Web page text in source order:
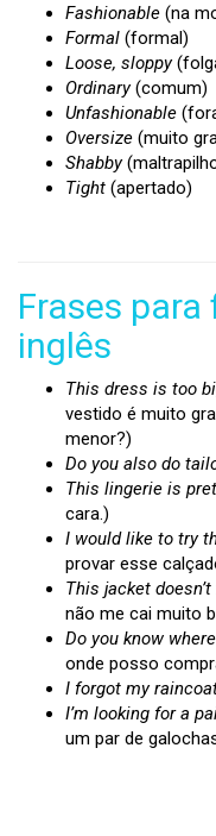
Fashionable (na
Formal (formal)
Loose, sloppy
Ordinary(comum)
Unfashionable
Oversize (muito
Shabby
Tight (apertado)
Frases
inglês
This dress is too
vestido é muito
menor?)
Do you also do
This lingerie is
cara.)
I would like to try
provar esse
This jacket
não me cai muito
Do you know
onde posso
I forgot my
I’m looking for a
um par de